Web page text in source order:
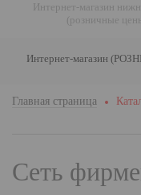
Интернет-магазин
(розничные
Интернет-магазин
Главная страница
Сеть